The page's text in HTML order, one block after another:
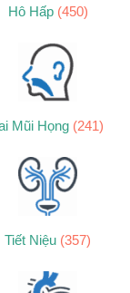
Hô Hấp (450)
Mũi Họng (241)
Tiết Niệu (357)